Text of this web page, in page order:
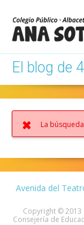
El blog de
La
Avenida del
Copyright © 2013
Consejería de